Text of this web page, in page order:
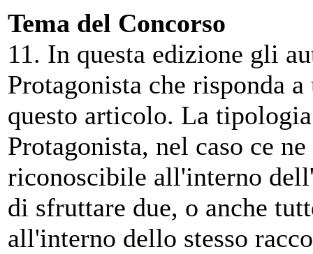
Tema del Concorso
11. In questa edizione gli
Protagonista che risponda
questo articolo. La
Protagonista, nel caso ce
riconoscibile all'interno
di sfruttare due, o anche
all'interno dello stesso